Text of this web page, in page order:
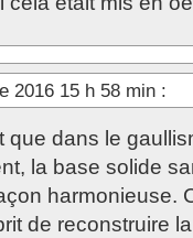
2016 15 h 58 min :
que dans le
la base solide
harmonieuse.
de reconstruire